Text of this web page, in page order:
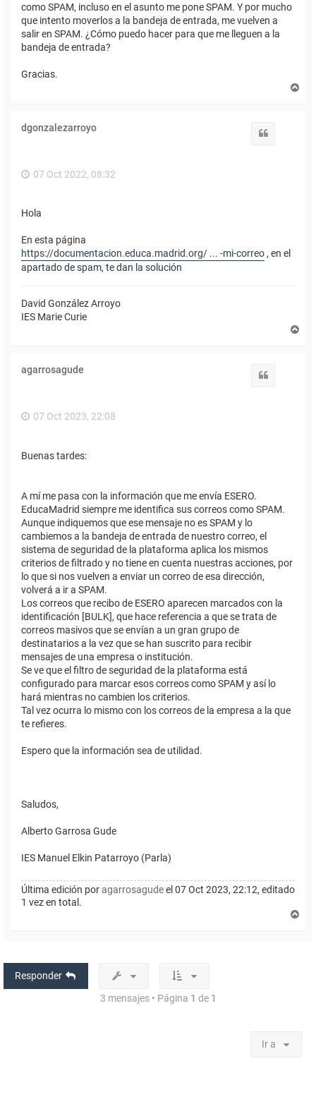
como SPAM, incluso en el asunto me pone SPAM. Y por mucho
que intento moverlos a la bandeja de entrada, me vuelven a
salir en SPAM. ¿Cómo puedo hacer para que me lleguen a la
bandeja de entrada?
Gracias.
dgonzalezarroyo
07 Oct 2022, 08:32
Hola
En esta página
https://documentacion.educa.madrid.org/ ... -mi-correo, en el
apartado de spam, te dan la solución
David González Arroyo
IES Marie Curie
agarrosagude
07 Oct 2023, 22:08
Buenas tardes:
A mí me pasa con la información que me envía ESERO.
EducaMadrid siempre me identifica sus correos como SPAM.
Aunque indiquemos que ese mensaje no es SPAM y lo
cambiemos a la bandeja de entrada de nuestro correo, el
sistema de seguridad de la plataforma aplica los mismos
criterios de filtrado y no tiene en cuenta nuestras acciones, por
lo que si nos vuelven a enviar un correo de esa dirección,
volverá a ir a SPAM.
Los correos que recibo de ESERO aparecen marcados con la
identificación [BULK], que hace referencia a que se trata de
correos masivos que se envían a un gran grupo de
destinatarios a la vez que se han suscrito para recibir
mensajes de una empresa o institución.
Se ve que el filtro de seguridad de la plataforma está
configurado para marcar esos correos como SPAM y así lo
hará mientras no cambien los criterios.
Tal vez ocurra lo mismo con los correos de la empresa a la que
te refieres.
Espero que la información sea de utilidad.
Saludos,
Alberto Garrosa Gude
IES Manuel Elkin Patarroyo (Parla)
Última edición poragarrosagudeel 07 Oct 2023, 22:12, editado
1 vez en total.
Responder
3 mensajes • Página 1 de 1
Ir a